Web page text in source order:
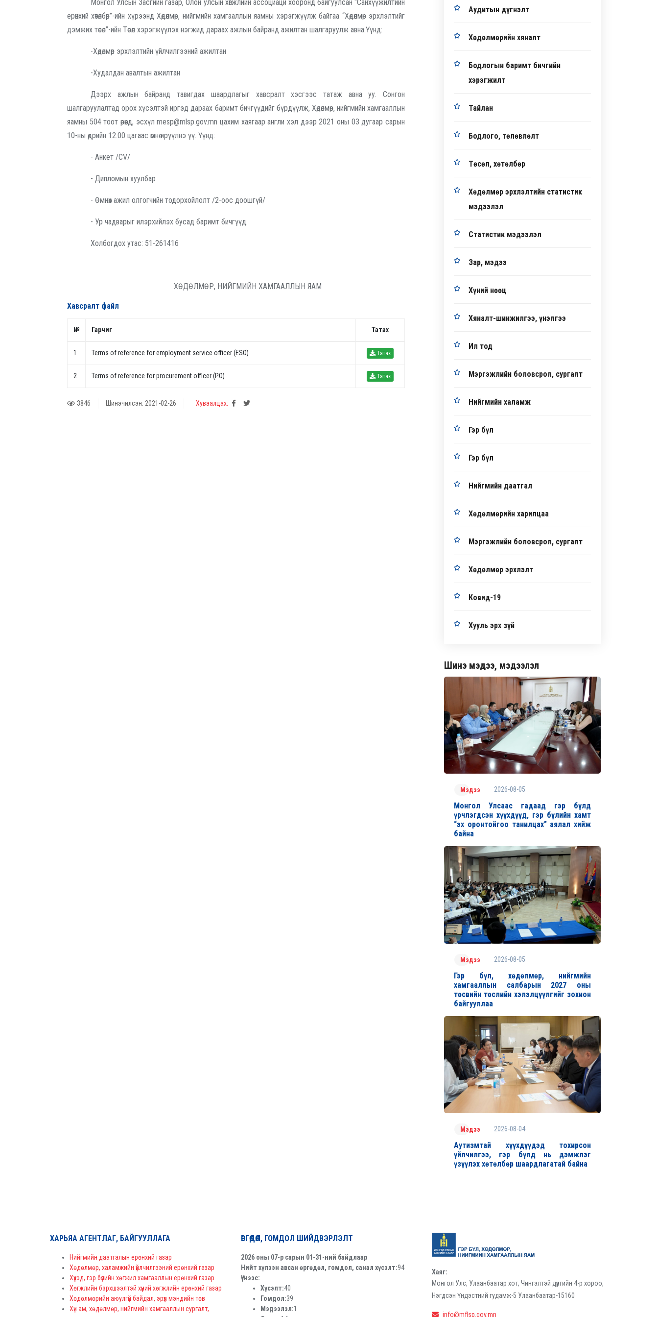
Монгол Улсын Засгийн газар, Олон улсын хөгжлийн ассоциаци хооронд байгуулсан “Санхүүжилтийн
ерөнхий хөтөлбөр”-ийн хүрээнд Хөдөлмөр, нийгмийн хамгааллын яамны хэрэгжүүлж байгаа “Хөдөлмөр эрхлэлтийг
дэмжих төсөл”-ийн Төсөл хэрэгжүүлэх нэгжид дараах ажлын байранд ажилтан шалгаруулж авна. Үүнд:
-Хөдөлмөр эрхлэлтийн үйлчилгээний ажилтан
-Худалдан авалтын ажилтан
Дээрх ажлын байранд тавигдах шаардлагыг хавсралт хэсгээс татаж авна уу. Сонгон
шалгаруулалтад орох хүсэлтэй иргэд дараах баримт бичгүүдийг бүрдүүлж, Хөдөлмөр, нийгмийн хамгааллын
яамны 504 тоот өрөөнд, эсхүл mesp@mlsp.gov.mn цахим хаягаар англи хэл дээр 2021 оны 03 дугаар сарын
10-ны өдрийн 12.00 цагаас өмнө ирүүлнэ үү. Үүнд:
- Анкет /CV/
- Дипломын хуулбар
- Өмнөх ажил олгогчийн тодорхойлолт /2-оос доошгүй/
- Ур чадварыг илэрхийлэх бусад баримт бичгүүд.
Холбогдох утас: 51-261416
ХӨДӨЛМӨР, НИЙГМИЙН ХАМГААЛЛЫН ЯАМ
Хавсралт файл
№ Гарчиг Татах
1 Terms of reference for employment service officer (ESO) Татах
2 Terms of reference for procurement officer (PO) Татах
3846 Шинэчилсэн: 2021-02-26 Хуваалцах:
Аудитын дүгнэлт
Хөдөлмөрийн хяналт
Бодлогын баримт бичгийн
хэрэгжилт
Тайлан
Бодлого, төлөвлөлт
Төсөл, хөтөлбөр
Хөдөлмөр эрхлэлтийн статистик
мэдээлэл
Статистик мэдээлэл
Зар, мэдээ
Хүний нөөц
Хяналт-шинжилгээ, үнэлгээ
Ил тод
Мэргэжлийн боловсрол, сургалт
Нийгмийн халамж
Гэр бүл
Гэр бүл
Нийгмийн даатгал
Хөдөлмөрийн харилцаа
Мэргэжлийн боловсрол, сургалт
Хөдөлмөр эрхлэлт
Ковид-19
Хууль эрх зүй
Шинэ мэдээ, мэдээлэл
Мэдээ 2026-08-05
Монгол Улсаас гадаад гэр бүлд
үрчлэгдсэн хүүхдүүд, гэр бүлийн хамт
“эх оронтойгоо танилцах” аялал хийж
байна
Мэдээ 2026-08-05
Гэр бүл, хөдөлмөр, нийгмийн
хамгааллын салбарын 2027 оны
төсвийн төслийн хэлэлцүүлгийг зохион
байгууллаа
Мэдээ 2026-08-04
Аутизмтай хүүхдүүдэд тохирсон
үйлчилгээ, гэр бүлд нь дэмжлэг
үзүүлэх хөтөлбөр шаардлагатай байна
ХАРЬЯА АГЕНТЛАГ, БАЙГУУЛЛАГА
Нийгмийн даатгалын ерөнхий газар
Хөдөлмөр, халамжийн үйлчилгээний ерөнхий газар
Хүүхэд, гэр бүлийн хөгжил хамгааллын ерөнхий газар
Хөгжлийн бэрхшээлтэй хүний хөгжлийн ерөнхий газар
Хөдөлмөрийн аюулгүй байдал, эрүүл мэндийн төв
Хүн ам, хөдөлмөр, нийгмийн хамгааллын сургалт,
ӨРГӨДӨЛ, ГОМДОЛ ШИЙДВЭРЛЭЛТ
2026 оны 07-р сарын 01-31-ний байдлаар
Нийт хүлээн авсан өргөдөл, гомдол, санал хүсэлт:94
Үүнээс:
Хүсэлт:40
Гомдол:39
Мэдээлэл:1
Хаяг:
Монгол Улс, Улаанбаатар хот, Чингэлтэй дүүргийн 4-р хороо,
Нэгдсэн Үндэстний гудамж-5 Улаанбаатар-15160
info@mflsp.gov.mn